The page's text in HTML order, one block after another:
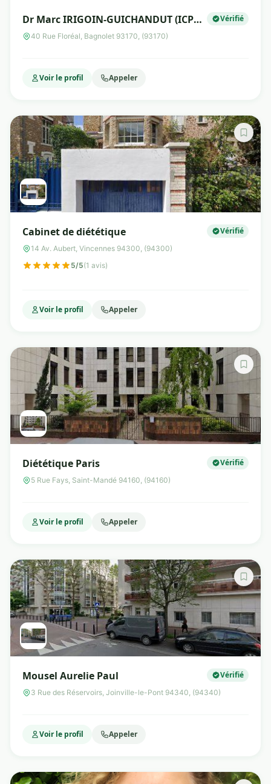
Dr Marc IRIGOIN-GUICHANDUT (ICPC
Floréal)
Vérifié
40 Rue Floréal, Bagnolet 93170, (93170)
Voir le profil Appeler
Cabinet de diététique Vérifié
14 Av. Aubert, Vincennes 94300, (94300)
5/5(1 avis)
Voir le profil Appeler
Diététique Paris Vérifié
5 Rue Fays, Saint-Mandé 94160, (94160)
Voir le profil Appeler
Mousel Aurelie Paul Vérifié
3 Rue des Réservoirs, Joinville-le-Pont 94340, (94340)
Voir le profil Appeler